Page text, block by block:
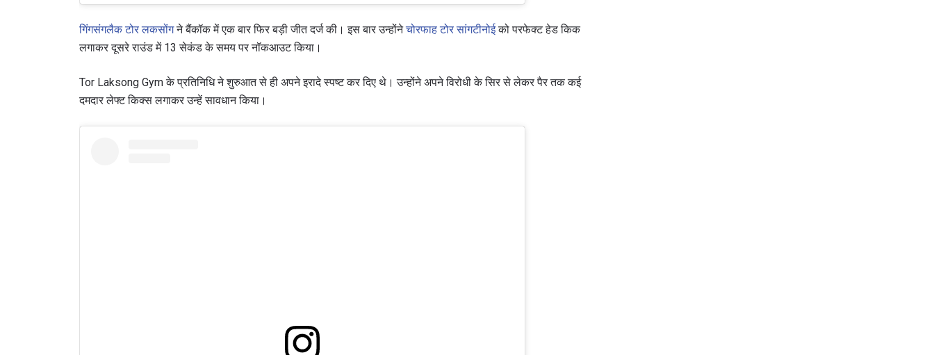
गिंगसंगलैक टोर लकसोंगने बैंकॉक में एक बार फिर बड़ी जीत दर्ज की। इस बार उन्होंनेचोरफाह टोर सांगटीनोईको परफेक्ट हेड किक
लगाकर दूसरे राउंड में 13 सेकंड के समय पर नॉकआउट किया।
Tor Laksong Gym के प्रतिनिधि ने शुरुआत से ही अपने इरादे स्पष्ट कर दिए थे। उन्होंने अपने विरोधी के सिर से लेकर पैर तक कई
दमदार लेफ्ट किक्स लगाकर उन्हें सावधान किया।